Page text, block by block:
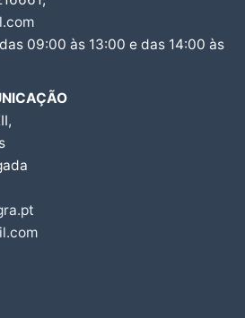
09:00 às 13:00 e das 14:00 às